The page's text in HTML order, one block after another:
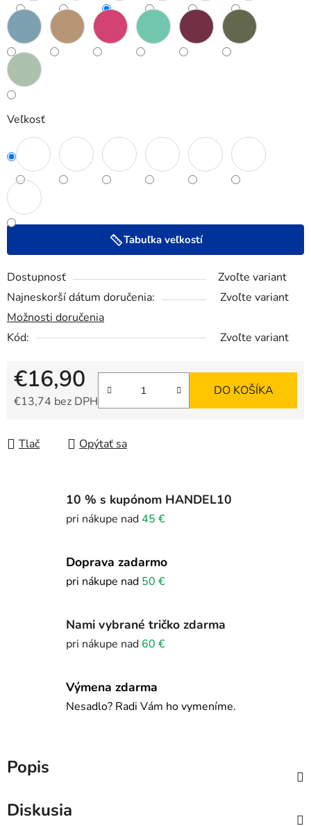
Veľkosť
Tabuľka veľkostí
Dostupnosť
Zvoľte variant
Najneskorší dátum doručenia:
Zvoľte variant
Možnosti doručenia
Kód:
Zvoľte variant
€16,90
€13,74 bez DPH
DO KOŠÍKA
Tlač Opýtať sa
10 % s kupónom HANDEL10
pri nákupe nad45 €
Doprava zadarmo
pri nákupe nad 50 €
Nami vybrané tričko zdarma
pri nákupe nad 60 €
Výmena zdarma
Nesadlo? Radi Vám ho vymeníme.
Popis
Diskusia